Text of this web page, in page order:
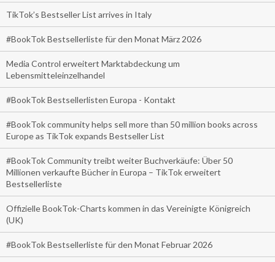
TikTok’s Bestseller List arrives in Italy
#BookTok Bestsellerliste für den Monat März 2026
Media Control erweitert Marktabdeckung um
Lebensmitteleinzelhandel
#BookTok Bestsellerlisten Europa - Kontakt
#BookTok community helps sell more than 50 million books across
Europe as TikTok expands Bestseller List
#BookTok Community treibt weiter Buchverkäufe: Über 50
Millionen verkaufte Bücher in Europa – TikTok erweitert
Bestsellerliste
Offizielle BookTok-Charts kommen in das Vereinigte Königreich
(UK)
#BookTok Bestsellerliste für den Monat Februar 2026